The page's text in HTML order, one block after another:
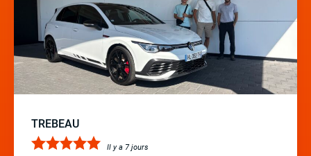
TREBEAU
Il y a 7 jours